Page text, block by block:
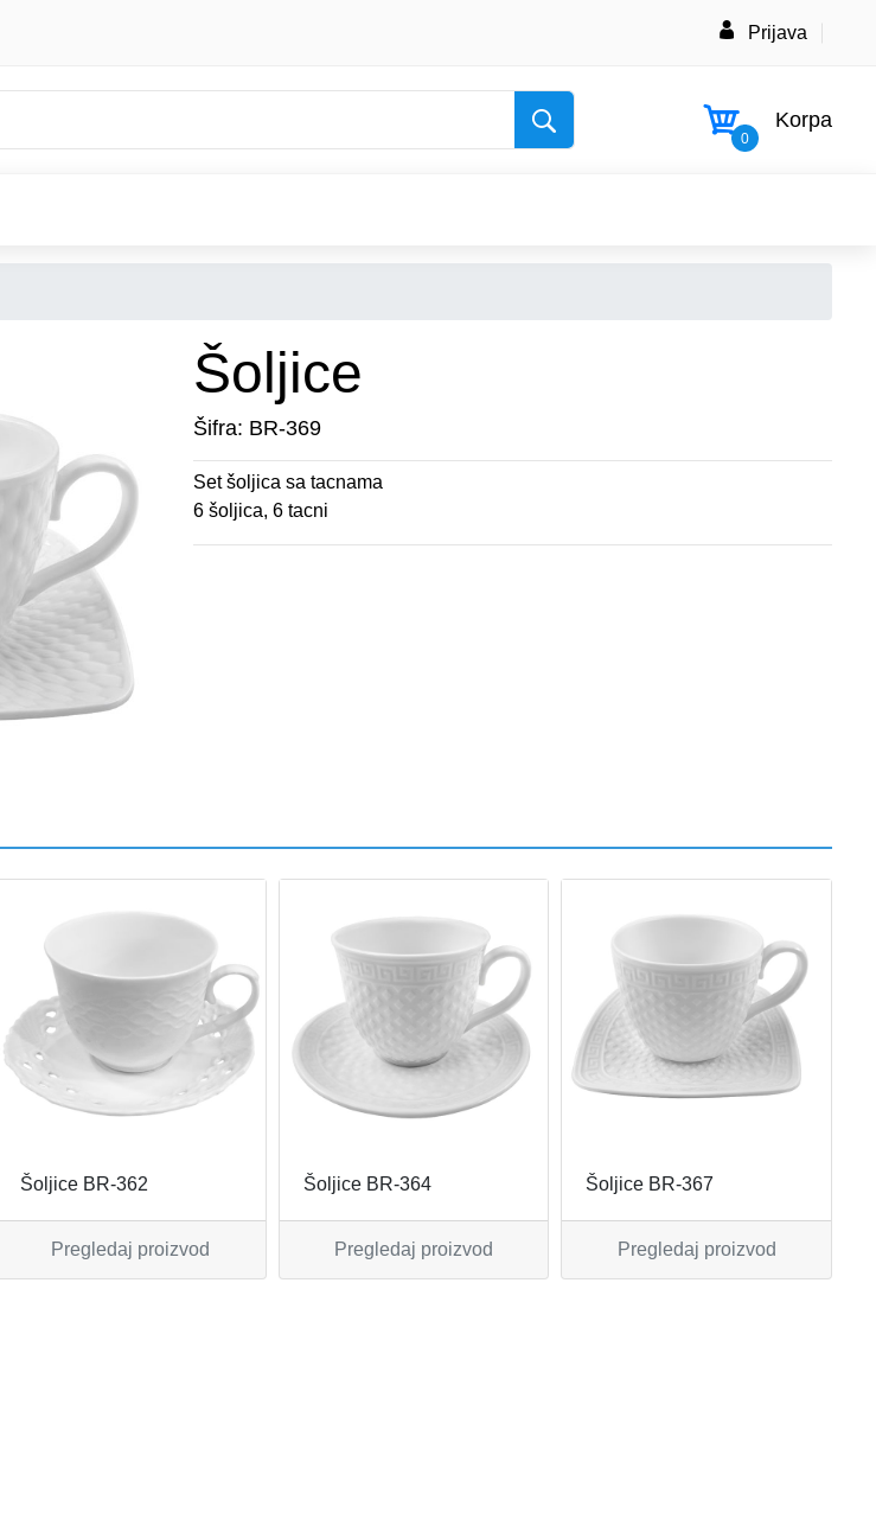
Prijava
0
Korpa
Šoljice
Šifra: BR-369
Set šoljica sa tacnama
6 šoljica, 6 tacni
Šoljice BR-362
Pregledaj proizvod
Šoljice BR-364
Pregledaj proizvod
Šoljice BR-367
Pregledaj proizvod